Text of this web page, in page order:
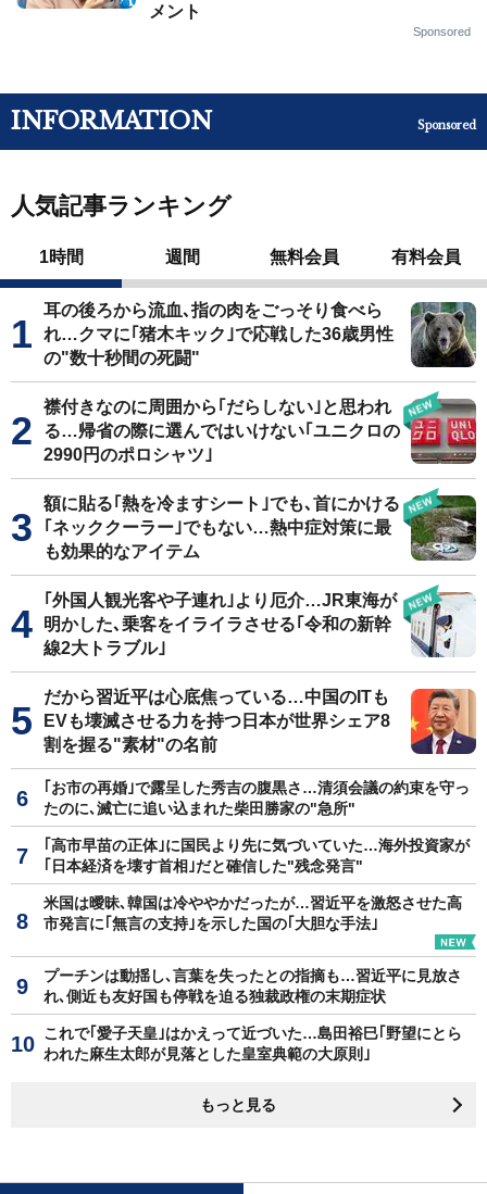
メント
Sponsored
INFORMATION Sponsored
人気記事ランキング
1時間 週間 無料会員 有料会員
耳の後ろから流血､指の肉をごっそり食べら
れ…クマに｢猪木キック｣で応戦した36歳男性
の"数十秒間の死闘"
襟付きなのに周囲から｢だらしない｣と思われ
る…帰省の際に選んではいけない｢ユニクロの
2990円のポロシャツ｣
額に貼る｢熱を冷ますシート｣でも､首にかける
｢ネッククーラー｣でもない…熱中症対策に最
も効果的なアイテム
｢外国人観光客や子連れ｣より厄介…JR東海が
明かした､乗客をイライラさせる｢令和の新幹
線2大トラブル｣
だから習近平は心底焦っている…中国のITも
EVも壊滅させる力を持つ日本が世界シェア8
割を握る"素材"の名前
｢お市の再婚｣で露呈した秀吉の腹黒さ…清須会議の約束を守っ
たのに､滅亡に追い込まれた柴田勝家の"急所"
｢高市早苗の正体｣に国民より先に気づいていた…海外投資家が
｢日本経済を壊す首相｣だと確信した"残念発言"
米国は曖昧､韓国は冷ややかだったが…習近平を激怒させた高
市発言に｢無言の支持｣を示した国の｢大胆な手法｣
プーチンは動揺し､言葉を失ったとの指摘も…習近平に見放さ
れ､側近も友好国も停戦を迫る独裁政権の末期症状
これで｢愛子天皇｣はかえって近づいた…島田裕巳｢野望にとら
われた麻生太郎が見落とした皇室典範の大原則｣
もっと見る